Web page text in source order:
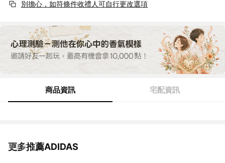
別擔心，如符條件收禮人可自行更改選項
商品資訊 宅配資訊
更多推薦ADIDAS
看更多